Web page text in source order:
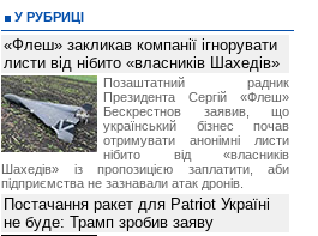
У РУБРИЦІ
«Флеш» закликав компанії ігнорувати
листи від нібито «власників Шахедів»
Позаштатний радник
Президента Сергій «Флеш»
Бескрестнов заявив, що
український бізнес почав
отримувати анонімні листи
нібито від «власників
Шахедів» із пропозицією заплатити, аби
підприємства не зазнавали атак дронів.
Постачання ракет для Patriot Україні
не буде: Трамп зробив заяву